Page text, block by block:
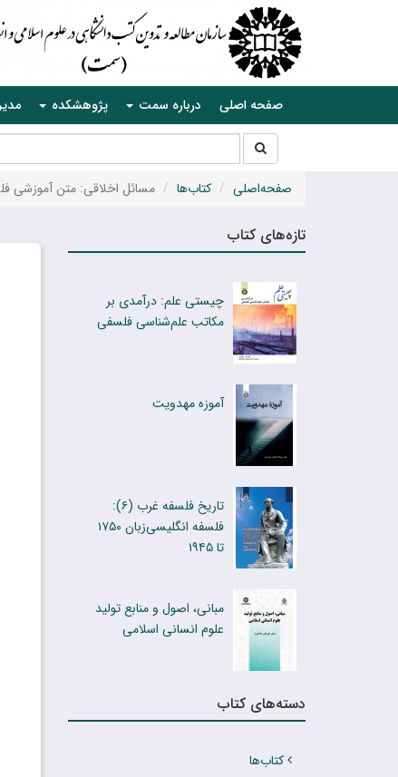
صفحه اصلی درباره سمت پژوهشکده
جستجو
در
سایتصفحه‌اصلی کتاب‌ها مسائل اخلاقی: متن آموزشی
تازه‌های کتاب
چیستی علم: درآمدی بر
مکاتب علم‌شناسی فلسفی
آموزه مهدویت
تاریخ فلسفه غرب (۶):
فلسفه انگلیسی‌زبان ۱۷۵۰
تا ۱۹۴۵
مبانی، اصول و منابع تولید
علوم انسانی اسلامی
دسته‌های کتاب
کتاب‌ها